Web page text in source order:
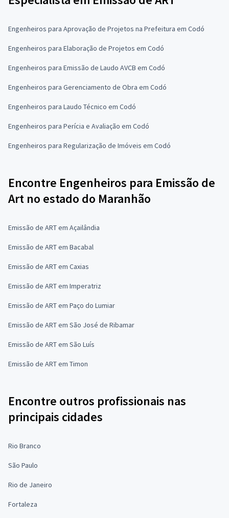
Engenheiros para Aprovação de Projetos na Prefeitura em Codó
Engenheiros para Elaboração de Projetos em Codó
Engenheiros para Emissão de Laudo AVCB em Codó
Engenheiros para Gerenciamento de Obra em Codó
Engenheiros para Laudo Técnico em Codó
Engenheiros para Perícia e Avaliação em Codó
Engenheiros para Regularização de Imóveis em Codó
Encontre Engenheiros para Emissão de
Art no estado do Maranhão
Emissão de ART em Açailândia
Emissão de ART em Bacabal
Emissão de ART em Caxias
Emissão de ART em Imperatriz
Emissão de ART em Paço do Lumiar
Emissão de ART em São José de Ribamar
Emissão de ART em São Luís
Emissão de ART em Timon
Encontre outros profissionais nas
principais cidades
Rio Branco
São Paulo
Rio de Janeiro
Fortaleza